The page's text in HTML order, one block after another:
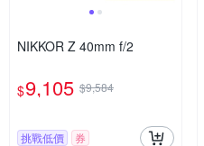
NIKKOR Z 40mm f/2
$9,105 $9,584
挑戰低價 券